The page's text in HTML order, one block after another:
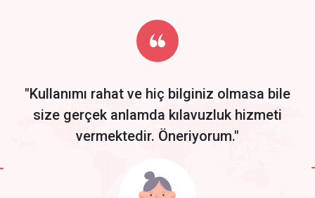
Start by trying our service for 30 days free trial no credit card
required.
"Kullanımı rahat ve hiç bilginiz olmasa bile
size gerçek anlamda kılavuzluk hizmeti
vermektedir. Öneriyorum."